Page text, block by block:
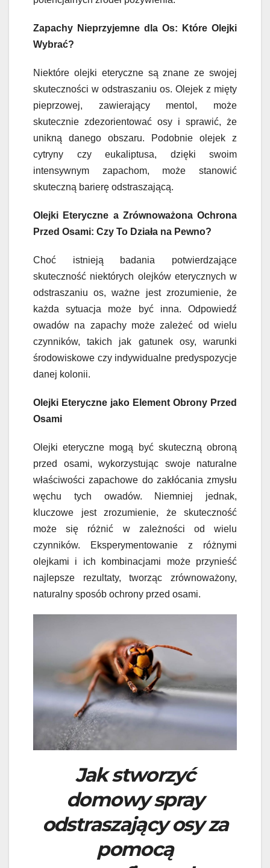
Zapachy Nieprzyjemne dla Os: Które Olejki
Wybrać?
Niektóre olejki eteryczne są znane ze swojej
skuteczności w odstraszaniu os. Olejek z mięty
pieprzowej, zawierający mentol, może
skutecznie zdezorientować osy i sprawić, że
unikną danego obszaru. Podobnie olejek z
cytryny czy eukaliptusa, dzięki swoim
intensywnym zapachom, może stanowić
skuteczną barierę odstraszającą.
Olejki Eteryczne a Zrównoważona Ochrona
Przed Osami: Czy To Działa na Pewno?
Choć istnieją badania potwierdzające
skuteczność niektórych olejków eterycznych w
odstraszaniu os, ważne jest zrozumienie, że
każda sytuacja może być inna. Odpowiedź
owadów na zapachy może zależeć od wielu
czynników, takich jak gatunek osy, warunki
środowiskowe czy indywidualne predyspozycje
danej kolonii.
Olejki Eteryczne jako Element Obrony Przed
Osami
Olejki eteryczne mogą być skuteczną obroną
przed osami, wykorzystując swoje naturalne
właściwości zapachowe do zakłócania zmysłu
węchu tych owadów. Niemniej jednak,
kluczowe jest zrozumienie, że skuteczność
może się różnić w zależności od wielu
czynników. Eksperymentowanie z różnymi
olejkami i ich kombinacjami może przynieść
najlepsze rezultaty, tworząc zrównoważony,
naturalny sposób ochrony przed osami.
Jak stworzyć
domowy spray
odstraszający osy za
pomocą